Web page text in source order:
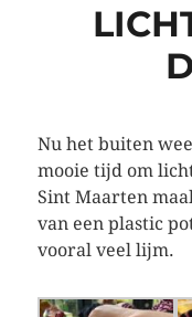
Nu het buiten
mooie tijd om
Sint Maarten
van een plastic
vooral veel lijm.